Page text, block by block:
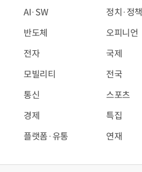
AI·SW
반도체
전자
모빌리티
통신
경제
플랫폼·유통
정치·정책
오피니언
국제
전국
스포츠
특집
연재